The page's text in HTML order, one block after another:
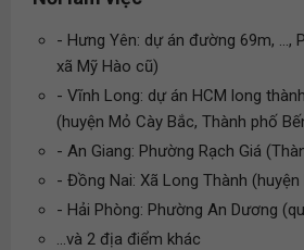
- Hưng Yên: dự án đường 69m, ...,
xã Mỹ Hào cũ)
- Vĩnh Long: dự án HCM long
(huyện Mỏ Cày Bắc, Thành phố
- An Giang: Phường Rạch Giá
- Đồng Nai: Xã Long Thành
- Hải Phòng: Phường An Dương
...và 2 địa điểm khác